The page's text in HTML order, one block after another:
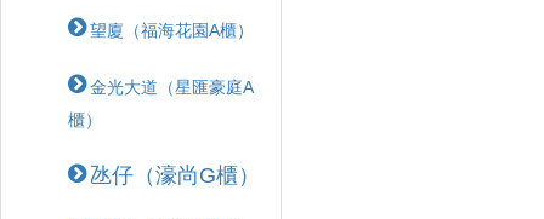
望廈（福海花園A櫃）
金光大道（星匯豪庭A
櫃）
氹仔（濠尚G櫃）